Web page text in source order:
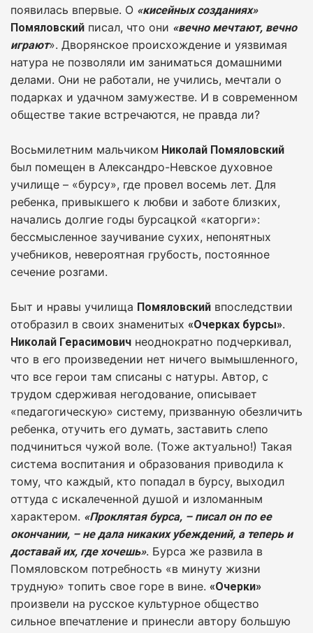
появилась впервые. О «кисейных созданиях»
Помяловский писал, что они «вечно мечтают, вечно
играют». Дворянское происхождение и уязвимая
натура не позволяли им заниматься домашними
делами. Они не работали, не учились, мечтали о
подарках и удачном замужестве. И в современном
обществе такие встречаются, не правда ли?
Восьмилетним мальчиком Николай Помяловский
был помещен в Александро-Невское духовное
училище – «бурсу», где провел восемь лет. Для
ребенка, привыкшего к любви и заботе близких,
начались долгие годы бурсацкой «каторги»:
бессмысленное заучивание сухих, непонятных
учебников, невероятная грубость, постоянное
сечение розгами.
Быт и нравы училища Помяловский впоследствии
отобразил в своих знаменитых «Очерках бурсы».
Николай Герасимович неоднократно подчеркивал,
что в его произведении нет ничего вымышленного,
что все герои там списаны с натуры. Автор, с
трудом сдерживая негодование, описывает
«педагогическую» систему, призванную обезличить
ребенка, отучить его думать, заставить слепо
подчиниться чужой воле. (Тоже актуально!) Такая
система воспитания и образования приводила к
тому, что каждый, кто попадал в бурсу, выходил
оттуда с искалеченной душой и изломанным
характером. «Проклятая бурса, – писал он по ее
окончании, – не дала никаких убеждений, а теперь и
доставай их, где хочешь». Бурса же развила в
Помяловском потребность «в минуту жизни
трудную» топить свое горе в вине. «Очерки»
произвели на русское культурное общество
сильное впечатление и принесли автору большую